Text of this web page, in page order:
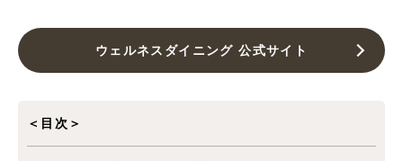
ウェルネスダイニング 公式サイト
＜目次＞